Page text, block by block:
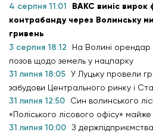
4 серпня 11:01
ВАКС виніс вирок
контрабанду через Волинську
гривень
3 серпня 18:12
На Волині орендар
позов щодо земель у нацпарку
31 липня 18:05 У Луцьку провели
забудови Центрального ринку і
31 липня 12:50
Син волинського
«Поліського лісового офісу» майже
31 липня 10:00 З